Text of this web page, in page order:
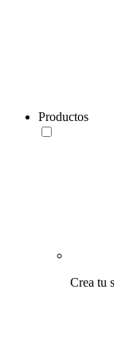
Productos
Crea tu